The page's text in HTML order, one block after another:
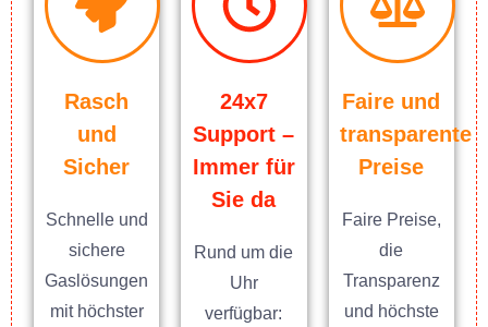
Rasch
und
Sicher
Schnelle und
sichere
Gaslösungen
mit höchster
24x7
Support –
Immer für
Sie da
Rund um die
Uhr
verfügbar:
Faire und
transparente
Preise
Faire Preise,
die
Transparenz
und höchste